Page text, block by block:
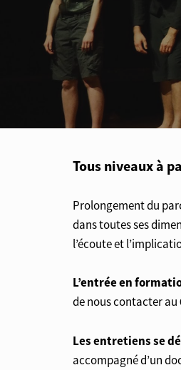
Tous niveaux à
Prolongement du
dans toutes ses
l’écoute et
L’entrée en
de nous contacter au
Les entretiens se
accompagné d’un